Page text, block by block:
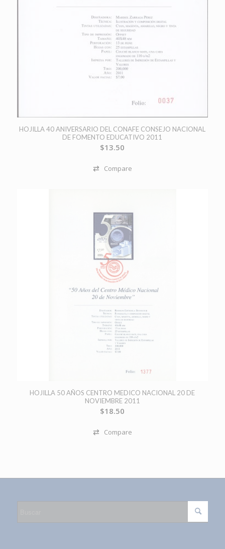
HOJILLA 40 ANIVERSARIO DEL CONAFE CONSEJO NACIONAL
DE FOMENTO EDUCATIVO 2011
$13.50
Compare
HOJILLA 50 AÑOS CENTRO MEDICO NACIONAL 20 DE
NOVIEMBRE 2011
$18.50
Compare